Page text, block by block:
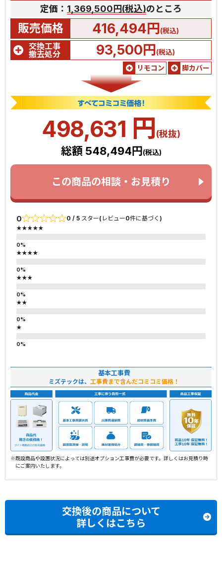
定価： 1,369,500円(税込)のところ
販売価格 416,494円(税込)
交換工事
撤去処分
93,500円(税込)
リモコン
脚カバー
498,631 円(税抜)
総額 548,494円 (税込)
この商品の相談・お見積り
0 0 / 5 スター(レビュー0件に基づく)
★★★★★
★★★★
★★★
★★
★
基本工事費
ミズテックは、 工事費まで含んだコミコミ価格！
※既設商品や設置状況によっては別途オプション工事費が必要です。詳しくはお見積り時
にご案内いたします。
交換後の商品について
詳しくはこちら